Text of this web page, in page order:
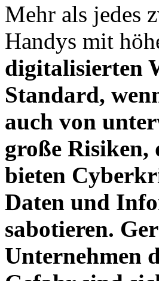
Mehr als jedes
Handys mit
digitalisierten
Standard,
auch von
große Risiken,
bieten
Daten und
sabotieren.
Unternehmen